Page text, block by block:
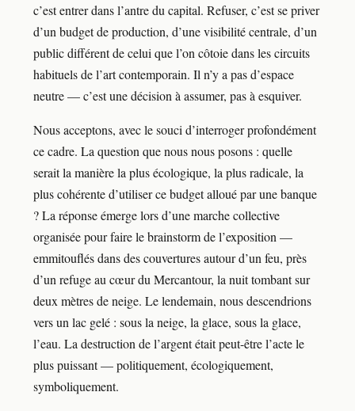
c’est entrer dans l’antre du capital. Refuser, c’est se priver
d’un budget de production, d’une visibilité centrale, d’un
public différent de celui que l’on côtoie dans les circuits
habituels de l’art contemporain. Il n’y a pas d’espace
neutre — c’est une décision à assumer, pas à esquiver.
Nous acceptons, avec le souci d’interroger profondément
ce cadre. La question que nous nous posons : quelle
serait la manière la plus écologique, la plus radicale, la
plus cohérente d’utiliser ce budget alloué par une banque
? La réponse émerge lors d’une marche collective
organisée pour faire le brainstorm de l’exposition —
emmitouflés dans des couvertures autour d’un feu, près
d’un refuge au cœur du Mercantour, la nuit tombant sur
deux mètres de neige. Le lendemain, nous descendrions
vers un lac gelé : sous la neige, la glace, sous la glace,
l’eau. La destruction de l’argent était peut-être l’acte le
plus puissant — politiquement, écologiquement,
symboliquement.